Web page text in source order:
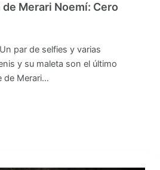
Merari Noemí: Cero
par de selfies y varias
y su maleta son el último
de Merari…